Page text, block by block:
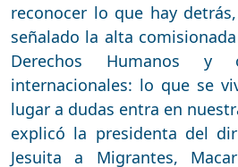
reconocer lo que hay
señalado la alta
Derechos Humanos y
internacionales: lo que se
lugar a dudas entra en
explicó la presidenta del
Jesuita a Migrantes,